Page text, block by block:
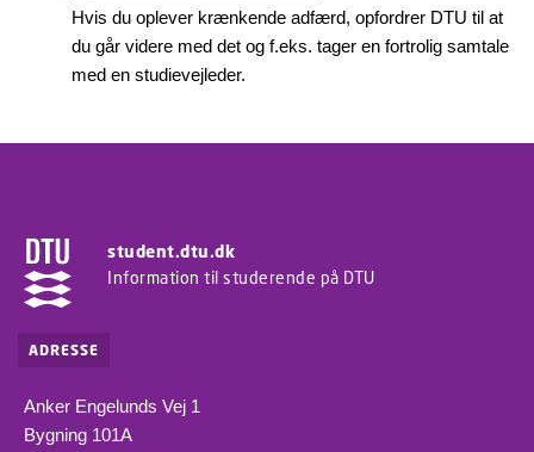
Hvis du oplever krænkende adfærd, opfordrer DTU til at
du går videre med det og f.eks. tager en fortrolig samtale
med en studievejleder.
student.dtu.dk
Information til studerende på DTU
ADRESSE
Anker Engelunds Vej 1
Bygning 101A